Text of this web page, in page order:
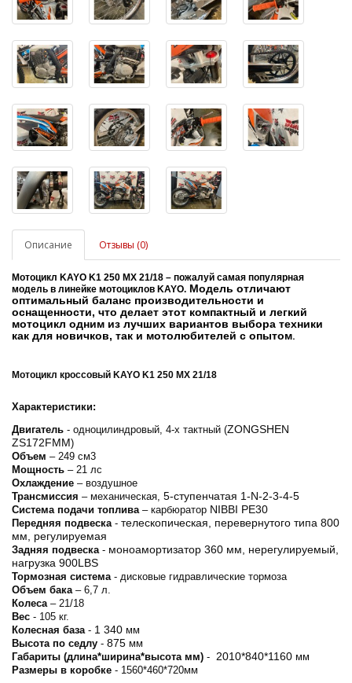
Описание Отзывы (0)
Мотоцикл KAYO K1 250 MX 21/18 – пожалуй самая популярная
модель в линейке мотоциклов KAYO. Модель отличают
оптимальный баланс производительности и
оснащенности, что делает этот компактный и легкий
мотоцикл одним из лучших вариантов выбора техники
как для новичков, так и мотолюбителей с опытом.
Мотоцикл кроссовый KAYO K1 250 MX 21/18
Характеристики:
Двигатель - одноцилиндровый, 4-х тактный (ZONGSHEN
ZS172FMM)
Объем – 249 см3
Мощность – 21 лс
Охлаждение – воздушное
Трансмиссия – механическая, 5-ступенчатая 1-N-2-3-4-5
Система подачи топлива– карбюратор NIBBI PE30
Передняя подвеска- телескопическая, перевернутого типа 800
мм, регулируемая
Задняя подвеска- моноамортизатор 360 мм, нерегулируемый,
нагрузка 900LBS
Тормозная система- дисковые гидравлические тормоза
Объем бака– 6,7 л.
Колеса– 21/18
Вес - 105 кг.
Колесная база- 1 340 мм
Высота по седлу - 875 мм
Габариты (длина*ширина*высота мм) - 2010*840*1160 мм
Размеры в коробке - 1560*460*720мм